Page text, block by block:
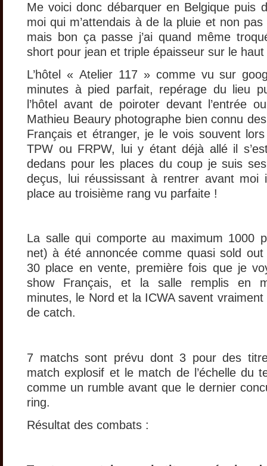
Me voici donc débarquer en Belgique puis
moi qui m’attendais à de la pluie et non
mais bon ça passe j’ai quand même
short pour jean et triple épaisseur sur le
L’hôtel « Atelier 117 » comme vu sur
minutes à pied parfait, repérage du lieu
l’hôtel avant de poiroter devant l’entrée
Mathieu Beaury photographe bien connu
Français et étranger, je le vois souvent
TPW ou FRPW, lui y étant déjà allé il
dedans pour les places du coup je suis
deçus, lui réussissant à rentrer avant moi
place au troisième rang vu parfaite !
La salle qui comporte au maximum 1000
net) à été annoncée comme quasi sold
30 place en vente, première fois que je
show Français, et la salle remplis en
minutes, le Nord et la ICWA savent
de catch.
7 matchs sont prévu dont 3 pour des
match explosif et le match de l’échelle du
comme un rumble avant que le dernier
ring.
Résultat des combats :